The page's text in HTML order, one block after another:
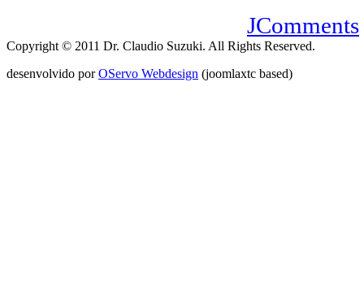
JComments
Copyright © 2011 Dr. Claudio Suzuki. All Rights Reserved.
desenvolvido porOServo Webdesign (joomlaxtc based)